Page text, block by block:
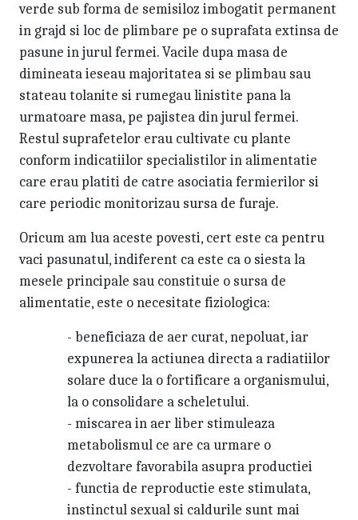
verde sub forma de semisiloz imbogatit permanent
in grajd si loc de plimbare pe o suprafata extinsa de
pasune in jurul fermei. Vacile dupa masa de
dimineata ieseau majoritatea si se plimbau sau
stateau tolanite si rumegau linistite pana la
urmatoare masa, pe pajistea din jurul fermei.
Restul suprafetelor erau cultivate cu plante
conform indicatiilor specialistilor in alimentatie
care erau platiti de catre asociatia fermierilor si
care periodic monitorizau sursa de furaje.
Oricum am lua aceste povesti, cert este ca pentru
vaci pasunatul, indiferent ca este ca o siesta la
mesele principale sau constituie o sursa de
alimentatie, este o necesitate fiziologica:
- beneficiaza de aer curat, nepoluat, iar
expunerea la actiunea directa a radiatiilor
solare duce la o fortificare a organismului,
la o consolidare a scheletului.
- miscarea in aer liber stimuleaza
metabolismul ce are ca urmare o
dezvoltare favorabila asupra productiei
- functia de reproductie este stimulata,
instinctul sexual si caldurile sunt mai